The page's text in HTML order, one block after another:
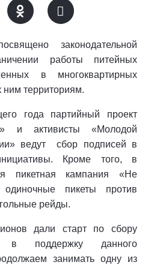
законодательной
работы питейных
в многоквартирных
территориям.
года партийный проект
и активисты «Молодой
ведут сбор подписей в
Кроме того, в
пикетная кампания «Не
пикеты против
рейды.
дали старт по сбору
в поддержку данного
занимать одну из